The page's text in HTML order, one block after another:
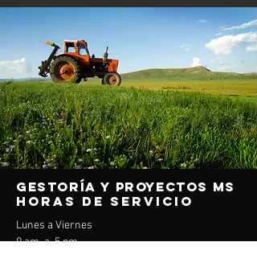
gestoría y proyectos ms
horas de servicio
Lunes a Viernes
9 am a 5 pm